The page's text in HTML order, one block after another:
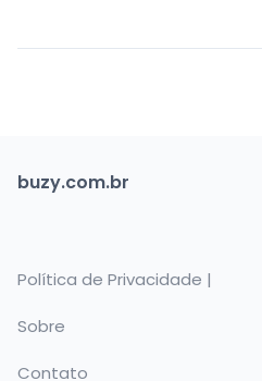
buzy.com.br
Política de Privacidade |
Sobre
Contato